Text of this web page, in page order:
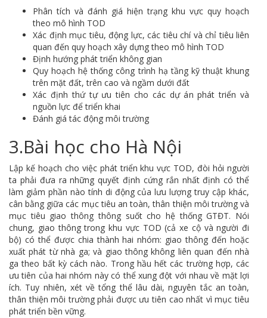
Phân tích và đánh giá hiện trạng khu vực quy hoạch
theo mô hình TOD
Xác định mục tiêu, động lực, các tiêu chí và chỉ tiêu liên
quan đến quy hoạch xây dựng theo mô hình TOD
Định hướng phát triển không gian
Quy hoạch hệ thống công trình hạ tầng kỹ thuật khung
trên mặt đất, trên cao và ngầm dưới đất
Xác định thứ tự ưu tiên cho các dự án phát triển và
nguồn lực để triển khai
Đánh giá tác động môi trường
3.Bài học cho Hà Nội
Lập kế hoạch cho việc phát triển khu vực TOD, đòi hỏi người
ta phải đưa ra những quyết định cứng rắn nhất định có thể
làm giảm phần nào tính di động của lưu lượng truy cập khác,
cân bằng giữa các mục tiêu an toàn, thân thiện môi trường và
mục tiêu giao thông thông suốt cho hệ thống GTĐT. Nói
chung, giao thông trong khu vực TOD (cả xe cộ và người đi
bộ) có thể được chia thành hai nhóm: giao thông đến hoặc
xuất phát từ nhà ga; và giao thông không liên quan đến nhà
ga theo bất kỳ cách nào. Trong hầu hết các trường hợp, các
ưu tiên của hai nhóm này có thể xung đột với nhau về mặt lợi
ích. Tuy nhiên, xét về tổng thể lâu dài, nguyên tắc an toàn,
thân thiện môi trường phải được ưu tiên cao nhất vì mục tiêu
phát triển bền vững.